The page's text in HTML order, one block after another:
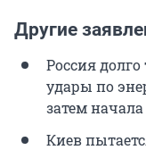
Другие
Россия
удары по
затем начала
Киев